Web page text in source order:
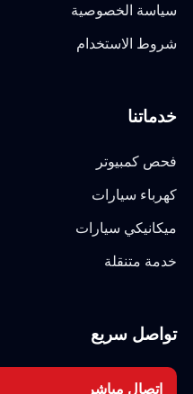
سياسة الخصوصية
شروط الاستخدام
خدماتنا
فحص كمبيوتر
كهرباء سيارات
ميكانيكي سيارات
خدمة متنقلة
تواصل سريع
اتصال مباشر